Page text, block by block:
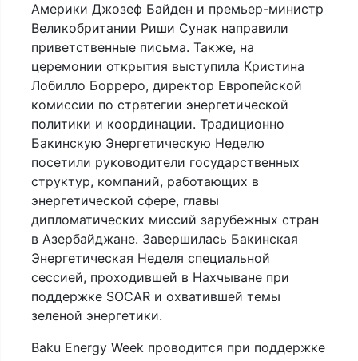
Америки Джозеф Байден и премьер-министр
Великобритании Риши Сунак направили
приветственные письма. Также, на
церемонии открытия выступила Кристина
Лобилло Борреро, директор Европейской
комиссии по стратегии энергетической
политики и координации. Традиционно
Бакинскую Энергетическую Неделю
посетили руководители государственных
структур, компаний, работающих в
энергетической сфере, главы
дипломатических миссий зарубежных стран
в Азербайджане. Завершилась Бакинская
Энергетическая Неделя специальной
сессией, проходившей в Нахчыване при
поддержке SOCAR и охватившей темы
зеленой энергетики.
Baku Energy Week проводится при поддержке